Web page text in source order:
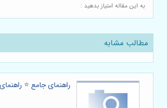
به این مقاله امتیاز بدهید :
مطالب مشابه
راهنمای جامع ⭐️